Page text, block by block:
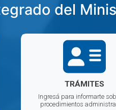
del
TRÁMITES
Ingresá para informarte
procedimientos